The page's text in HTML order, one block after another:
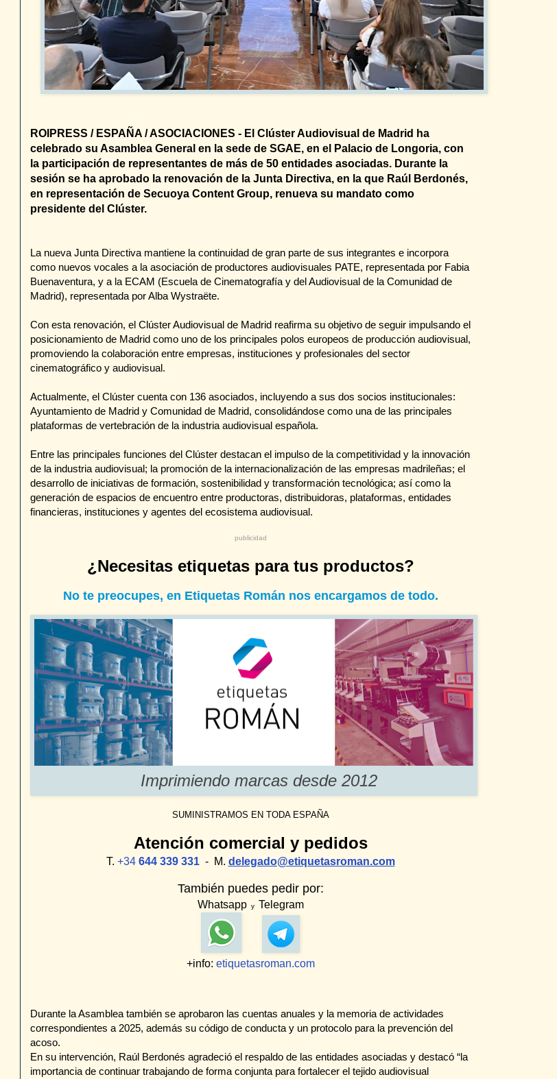
ROIPRESS / ESPAÑA / ASOCIACIONES - El Clúster Audiovisual de Madrid ha
celebrado su Asamblea General en la sede de SGAE, en el Palacio de Longoria, con
la participación de representantes de más de 50 entidades asociadas. Durante la
sesión se ha aprobado la renovación de la Junta Directiva, en la que Raúl Berdonés,
en representación de Secuoya Content Group, renueva su mandato como
presidente del Clúster.
La nueva Junta Directiva mantiene la continuidad de gran parte de sus integrantes e incorpora
como nuevos vocales a la asociación de productores audiovisuales PATE, representada por Fabia
Buenaventura, y a la ECAM (Escuela de Cinematografía y del Audiovisual de la Comunidad de
Madrid), representada por Alba Wystraëte.
Con esta renovación, el Clúster Audiovisual de Madrid reafirma su objetivo de seguir impulsando el
posicionamiento de Madrid como uno de los principales polos europeos de producción audiovisual,
promoviendo la colaboración entre empresas, instituciones y profesionales del sector
cinematográfico y audiovisual.
Actualmente, el Clúster cuenta con 136 asociados, incluyendo a sus dos socios institucionales:
Ayuntamiento de Madrid y Comunidad de Madrid, consolidándose como una de las principales
plataformas de vertebración de la industria audiovisual española.
Entre las principales funciones del Clúster destacan el impulso de la competitividad y la innovación
de la industria audiovisual; la promoción de la internacionalización de las empresas madrileñas; el
desarrollo de iniciativas de formación, sostenibilidad y transformación tecnológica; así como la
generación de espacios de encuentro entre productoras, distribuidoras, plataformas, entidades
financieras, instituciones y agentes del ecosistema audiovisual.
publicidad
¿Necesitas etiquetas para tus productos?
No te preocupes, en Etiquetas Román nos encargamos de todo.
Imprimiendo marcas desde 2012
SUMINISTRAMOS EN TODA ESPAÑA
Atención comercial y pedidos
T. +34 644 339 331- M. delegado@etiquetasroman.com
También puedes pedir por:
Whatsappy Telegram
+info: etiquetasroman.com
Durante la Asamblea también se aprobaron las cuentas anuales y la memoria de actividades
correspondientes a 2025, además su código de conducta y un protocolo para la prevención del
acoso.
En su intervención, Raúl Berdonés agradeció el respaldo de las entidades asociadas y destacó “la
importancia de continuar trabajando de forma conjunta para fortalecer el tejido audiovisual